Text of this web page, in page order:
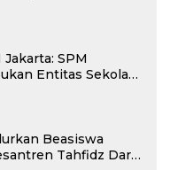
SPM
Entitas Sekolah
Beasiswa
Tahfidz Darul